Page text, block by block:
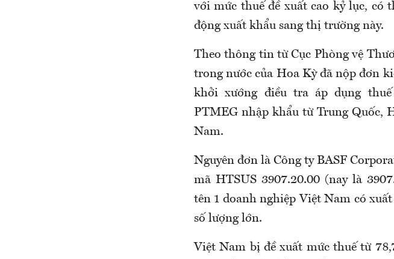
với mức thuế đề xuất cao kỷ lục, có
động xuất khẩu sang thị trường này.
Theo thông tin từ Cục Phòng vệ
trong nước của Hoa Kỳ đã nộp đơn
khởi xướng điều tra áp dụng
PTMEG nhập khẩu từ Trung Quốc,
Nam.
Nguyên đơn là Công ty BASF
mã HTSUS 3907.20.00 (nay là
tên 1 doanh nghiệp Việt Nam có
số lượng lớn.
Việt Nam bị đề xuất mức thuế từ